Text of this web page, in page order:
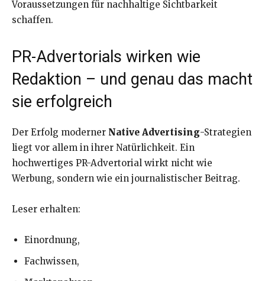
Voraussetzungen für nachhaltige Sichtbarkeit
schaffen.
PR-Advertorials wirken wie
Redaktion – und genau das macht
sie erfolgreich
Der Erfolg moderner Native Advertising-Strategien
liegt vor allem in ihrer Natürlichkeit. Ein
hochwertiges PR-Advertorial wirkt nicht wie
Werbung, sondern wie ein journalistischer Beitrag.
Leser erhalten:
Einordnung,
Fachwissen,